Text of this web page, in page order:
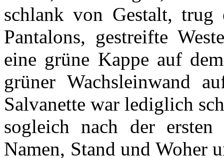
schlank von Gestalt, trug
Pantalons, gestreifte
eine grüne Kappe auf
grüner Wachsleinwand
Salvanette war lediglich
sogleich nach der ersten
Namen, Stand und Woher